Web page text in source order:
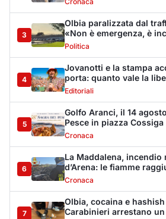
Cronaca
3
Olbia paralizzata dal
«Non è emergenza, è
Politica
4
Jovanotti e la stampa
porta: quanto vale la
Editoriali
5
Golfo Aranci, il 14
Pesce in piazza Cossiga
Cronaca
6
La Maddalena, incendio
d’Arena: le fiamme
Cronaca
7
Olbia, cocaina e
Carabinieri arrestano